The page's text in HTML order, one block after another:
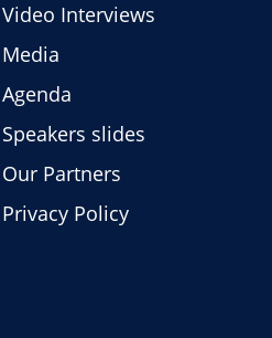
Video Interviews
Media
Agenda
Speakers slides
Our Partners
Privacy Policy